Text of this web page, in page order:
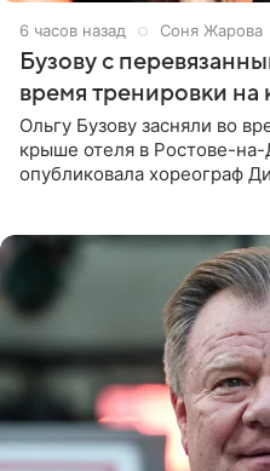
6 часов назад Соня Жарова
Бузову с
время тренировки на
Ольгу Бузову засняли во
крыше отеля в Ростове-на-
опубликовала хореограф